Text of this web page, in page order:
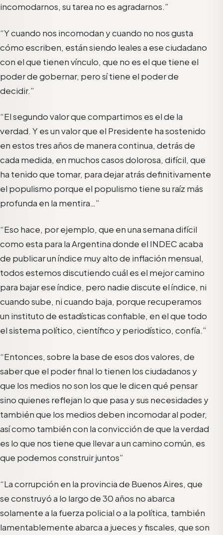
incomodarnos, su tarea no es agradarnos.”
“Y cuando nos incomodan y cuando no nos gusta
cómo escriben, están siendo leales a ese ciudadano
con el que tienen vínculo, que no es el que tiene el
poder de gobernar, pero sí tiene el poder de
decidir.”
“El segundo valor que compartimos es el de la
verdad. Y es un valor que el Presidente ha sostenido
en estos tres años de manera continua, detrás de
cada medida, en muchos casos dolorosa, difícil, que
ha tenido que tomar, para dejar atrás definitivamente
el populismo porque el populismo tiene su raíz más
profunda en la mentira…”
“Eso hace, por ejemplo, que en una semana difícil
como esta para la Argentina donde el INDEC acaba
de publicar un índice muy alto de inflación mensual,
todos estemos discutiendo cuál es el mejor camino
para bajar ese índice, pero nadie discute el índice, ni
cuando sube, ni cuando baja, porque recuperamos
un instituto de estadísticas confiable, en el que todo
el sistema político, científico y periodístico, confía.”
“Entonces, sobre la base de esos dos valores, de
saber que el poder final lo tienen los ciudadanos y
que los medios no son los que le dicen qué pensar
sino quienes reflejan lo que pasa y sus necesidades y
también que los medios deben incomodar al poder,
así como también con la convicción de que la verdad
es lo que nos tiene que llevar a un camino común, es
que podemos construir juntos”
“La corrupción en la provincia de Buenos Aires, que
se construyó a lo largo de 30 años no abarca
solamente a la fuerza policial o a la política, también
lamentablemente abarca a jueces y fiscales, que son